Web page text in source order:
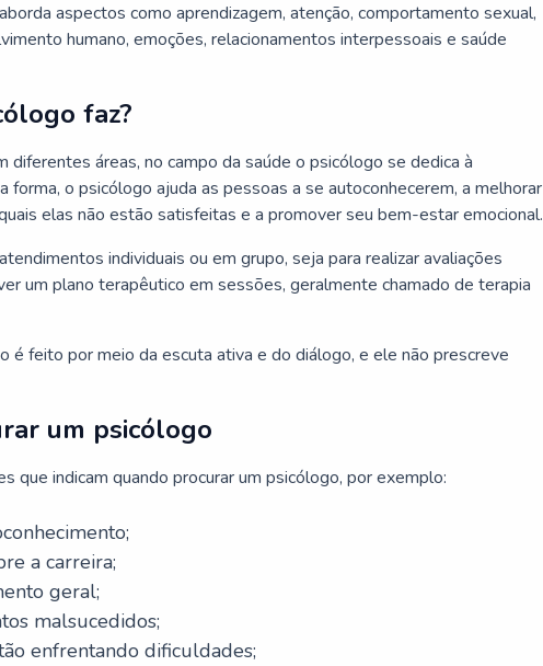
aspectos como aprendizagem, atenção, comportamento sexual,
humano, emoções, relacionamentos interpessoais e saúde
faz?
diferentes áreas, no campo da saúde o psicólogo se dedica à
forma, o psicólogo ajuda as pessoas a se autoconhecerem, a melhorar
elas não estão satisfeitas e a promover seu bem-estar emocional.
individuais ou em grupo, seja para realizar avaliações
um plano terapêutico em sessões, geralmente chamado de terapia
é feito por meio da escuta ativa e do diálogo, e ele não prescreve
um psicólogo
que indicam quando procurar um psicólogo, por exemplo:
a carreira;
geral;
malsucedidos;
enfrentando dificuldades;